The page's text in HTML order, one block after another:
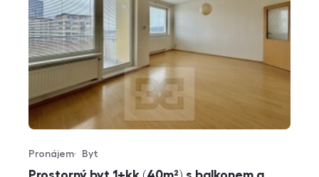
Typ nabídky
Pronájem
Typ nemovitosti
Byt